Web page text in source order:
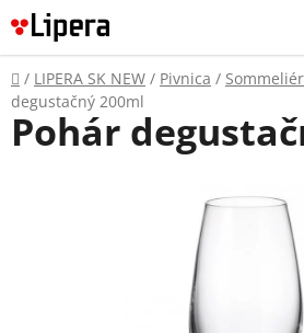
Prejsť
na
obsah
Domov
/ LIPERA SK NEW / Pivnica /
degustačný 200ml
Pohár